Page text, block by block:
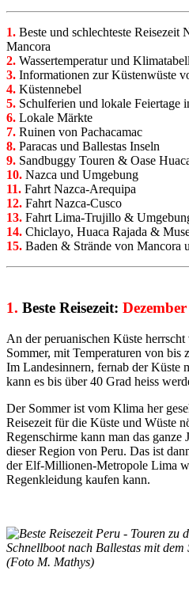
1. Beste und schlechteste Reisezeit
Mancora
2. Wassertemperatur und
3. Informationen zur Küstenwüste
4. Küstennebel
5. Schulferien und lokale Feiertage
6. Lokale Märkte
7. Ruinen von Pachacamac
8. Paracas und Ballestas Inseln
9. Sandbuggy Touren & Oase
10. Nazca und Umgebung
11. Fahrt Nazca-Arequipa
12. Fahrt Nazca-Cusco
13. Fahrt Lima-Trujillo &
14. Chiclayo, Huaca Rajada &
15. Baden & Strände von Mancora
1. Beste Reisezeit:
An der peruanischen Küste
Sommer, mit Temperaturen von bis
Im Landesinnern, fernab der Küste
kann es bis über 40 Grad heiss
Der Sommer ist vom Klima her
Reisezeit für die Küste und Wüste
Regenschirme kann man das ganze
dieser Region von Peru. Das ist
der Elf-Millionen-Metropole Lima
Regenkleidung kaufen kann.
Schnellboot nach Ballestas mit
(Foto M. Mathys)